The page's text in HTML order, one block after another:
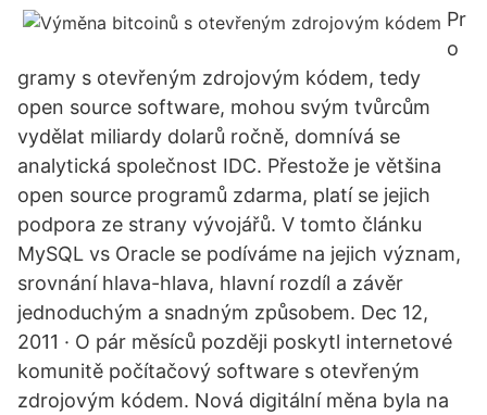
Pr
o
gramy s otevřeným zdrojovým kódem, tedy
open source software, mohou svým tvůrcům
vydělat miliardy dolarů ročně, domnívá se
analytická společnost IDC. Přestože je většina
open source programů zdarma, platí se jejich
podpora ze strany vývojářů. V tomto článku
MySQL vs Oracle se podíváme na jejich význam,
srovnání hlava-hlava, hlavní rozdíl a závěr
jednoduchým a snadným způsobem. Dec 12,
2011 · O pár měsíců později poskytl internetové
komunitě počítačový software s otevřeným
zdrojovým kódem. Nová digitální měna byla na